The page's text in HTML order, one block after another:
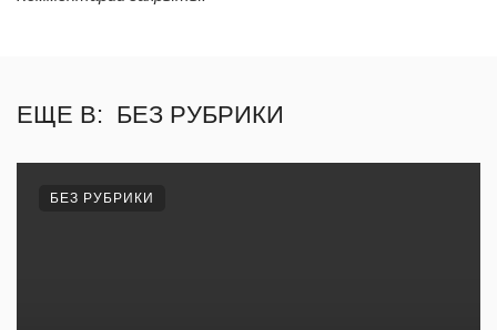
ЕЩЕ В: БЕЗ РУБРИКИ
БЕЗ РУБРИКИ